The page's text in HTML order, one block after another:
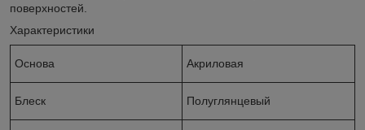
поверхностей.
Характеристики
Основа Акриловая
Блеск Полуглянцевый